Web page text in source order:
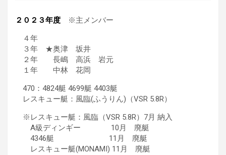
２０２３年度 ※主メンバー
４年
３年 ★奥津 坂井
２年 長嶋 高浜 岩元
１年 中林 花岡
470：4824艇 4699艇 4403艇
レスキュー艇：風臨(ふうりん)（VSR 5.8R）
※レスキュー艇：風臨（VSR 5.8R）7月 納入
A級ディンギー 10月 廃艇
4346艇 11月 廃艇
レスキュー艇(MONAMI) 11月 廃艇